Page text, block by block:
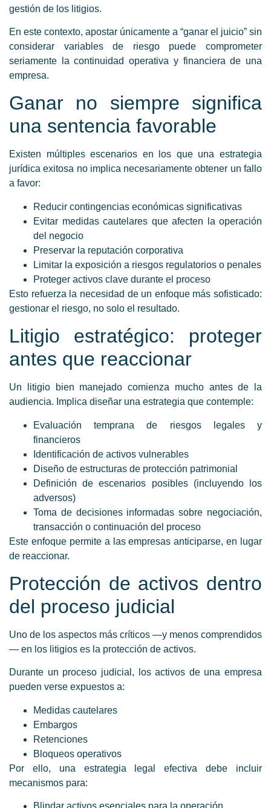
gestión de los litigios.
En este contexto, apostar únicamente a “ganar el juicio” sin
considerar variables de riesgo puede comprometer
seriamente la continuidad operativa y financiera de una
empresa.
Ganar no siempre significa
una sentencia favorable
Existen múltiples escenarios en los que una estrategia
jurídica exitosa no implica necesariamente obtener un fallo
a favor:
Reducir contingencias económicas significativas
Evitar medidas cautelares que afecten la operación
del negocio
Preservar la reputación corporativa
Limitar la exposición a riesgos regulatorios o penales
Proteger activos clave durante el proceso
Esto refuerza la necesidad de un enfoque más sofisticado:
gestionar el riesgo, no solo el resultado.
Litigio estratégico: proteger
antes que reaccionar
Un litigio bien manejado comienza mucho antes de la
audiencia. Implica diseñar una estrategia que contemple:
Evaluación temprana de riesgos legales y
financieros
Identificación de activos vulnerables
Diseño de estructuras de protección patrimonial
Definición de escenarios posibles (incluyendo los
adversos)
Toma de decisiones informadas sobre negociación,
transacción o continuación del proceso
Este enfoque permite a las empresas anticiparse, en lugar
de reaccionar.
Protección de activos dentro
del proceso judicial
Uno de los aspectos más críticos —y menos comprendidos
— en los litigios es la protección de activos.
Durante un proceso judicial, los activos de una empresa
pueden verse expuestos a:
Medidas cautelares
Embargos
Retenciones
Bloqueos operativos
Por ello, una estrategia legal efectiva debe incluir
mecanismos para: